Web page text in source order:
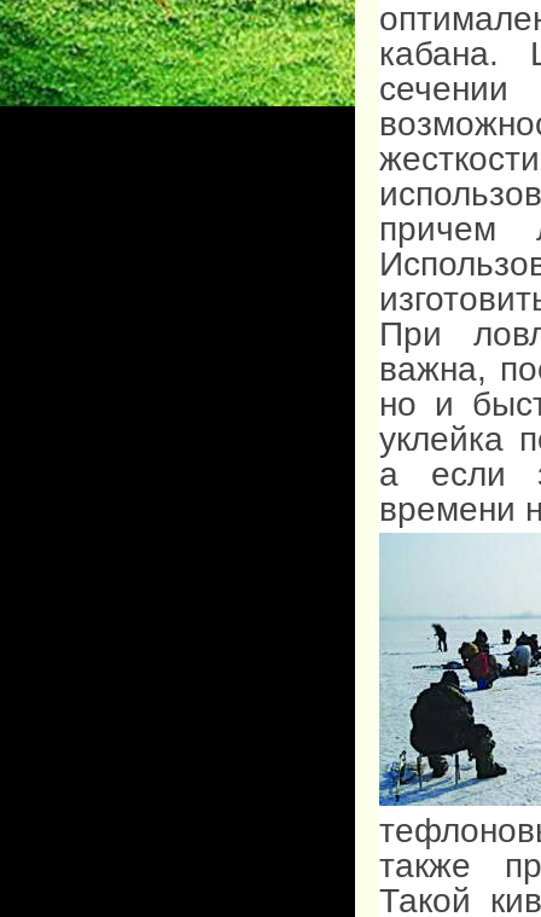
кабана.
причем
При
важна,
но и
уклейка
а если
времени
также
Такой